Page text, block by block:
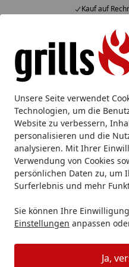
Unsere Seite verwendet
Technologien, um die
Website zu verbessern,
personalisieren und die
analysieren. Mit Ihrer
Verwendung von Cookies
persönlichen Daten zu, um
Surferlebnis und mehr
Sie können Ihre
Einstellungen anpassen
Ja,
Kauf auf
Alle Produkte
Mein Konto
Suchen
Startseite
Grillzubehör Grillbuch
NAPOLEON
vom Grill"